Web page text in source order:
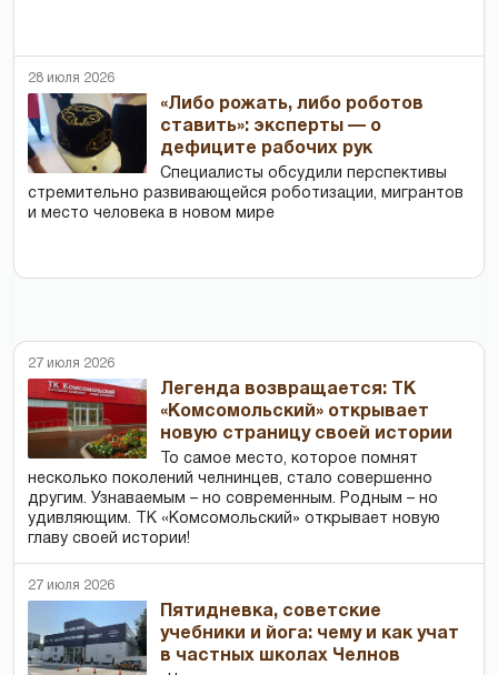
28 июля 2026
«Либо рожать, либо роботов
ставить»: эксперты — о
дефиците рабочих рук
Специалисты обсудили перспективы
стремительно развивающейся роботизации, мигрантов
и место человека в новом мире
27 июля 2026
Легенда возвращается: ТК
«Комсомольский» открывает
новую страницу своей истории
То самое место, которое помнят
несколько поколений челнинцев, стало совершенно
другим. Узнаваемым – но современным. Родным – но
удивляющим. ТК «Комсомольский» открывает новую
главу своей истории!
27 июля 2026
Пятидневка, советские
учебники и йога: чему и как учат
в частных школах Челнов